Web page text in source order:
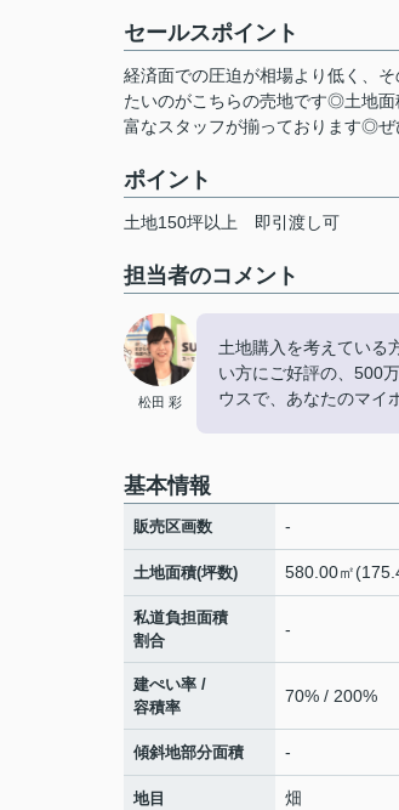
セールスポイント
経済面での圧迫が相場より低く、
たいのがこちらの売地です◎土地
富なスタッフが揃っております◎
ポイント
土地150坪以上 即引渡し可
担当者のコメント
松田 彩
土地購入を考えている
い方にご好評の、500
ウスで、あなたのマイ
基本情報
販売区画数 -
土地面積(坪数) 580.00㎡
私道負担面積
割合
-
建ぺい率 /
容積率
70% / 200%
傾斜地部分面積 -
地目 畑